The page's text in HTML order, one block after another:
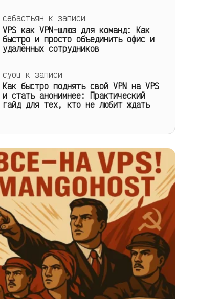
себастьян к записи
VPS как VPN-шлюз для команд: Как
быстро и просто объединить офис и
удалённых сотрудников
cyou к записи
Как быстро поднять свой VPN на VPS
и стать анонимнее: Практический
гайд для тех, кто не любит ждать